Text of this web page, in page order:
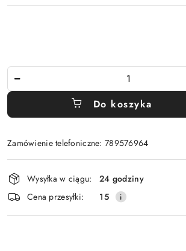
Do koszyka
Zamówienie telefoniczne: 789576964
Wyślij
Dostępność
i
dostawa
Wysyłka w ciągu:
24 godziny
Cena przesyłki:
15